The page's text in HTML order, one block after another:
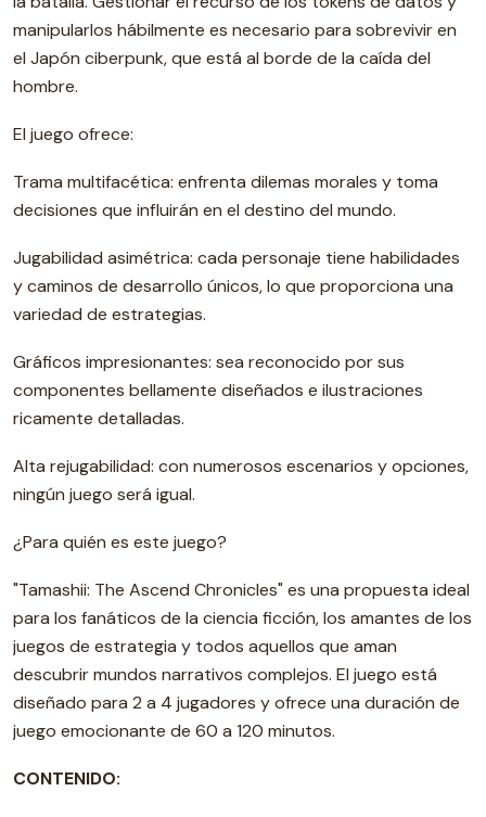
manipularlos hábilmente es necesario para sobrevivir en
el Japón ciberpunk, que está al borde de la caída del
hombre.
El juego ofrece:
Trama multifacética: enfrenta dilemas morales y toma
decisiones que influirán en el destino del mundo.
Jugabilidad asimétrica: cada personaje tiene habilidades
y caminos de desarrollo únicos, lo que proporciona una
variedad de estrategias.
Gráficos impresionantes: sea reconocido por sus
componentes bellamente diseñados e ilustraciones
ricamente detalladas.
Alta rejugabilidad: con numerosos escenarios y opciones,
ningún juego será igual.
¿Para quién es este juego?
"Tamashii: The Ascend Chronicles" es una propuesta ideal
para los fanáticos de la ciencia ficción, los amantes de los
juegos de estrategia y todos aquellos que aman
descubrir mundos narrativos complejos. El juego está
diseñado para 2 a 4 jugadores y ofrece una duración de
juego emocionante de 60 a 120 minutos.
CONTENIDO: